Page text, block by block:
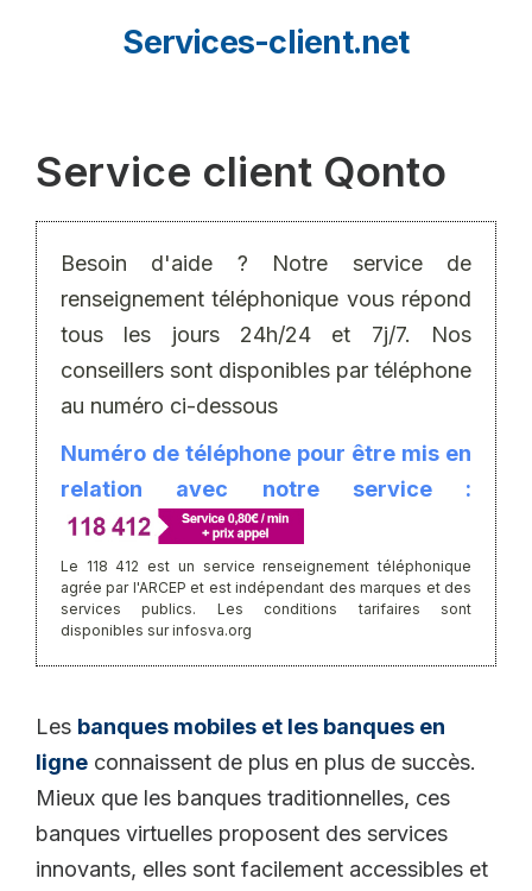
Services-client.net
Service client Qonto
Besoin d'aide ? Notre service de
renseignement téléphonique vous répond
tous les jours 24h/24 et 7j/7. Nos
conseillers sont disponibles par téléphone
au numéro ci-dessous
Numéro de téléphone pour être mis en
relation avec notre service :
Le 118 412 est un service renseignement téléphonique
agrée par l'ARCEP et est indépendant des marques et des
services publics. Les conditions tarifaires sont
disponibles sur infosva.org
Les banques mobiles et les banques en
ligne connaissent de plus en plus de succès.
Mieux que les banques traditionnelles, ces
banques virtuelles proposent des services
innovants, elles sont facilement accessibles et